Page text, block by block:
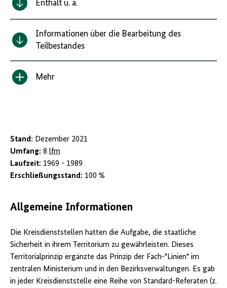
Enthält u. a.
Informationen über die Bearbeitung des
Teilbestandes
Inhalt
Mehr
Stand: Dezember 2021
Umfang: 8 lfm
Laufzeit: 1969 - 1989
Erschließungsstand: 100 %
Allgemeine Informationen
Die Kreisdienststellen hatten die Aufgabe, die staatliche
Sicherheit in ihrem Territorium zu gewährleisten. Dieses
Territorialprinzip ergänzte das Prinzip der Fach-"Linien" im
zentralen Ministerium und in den Bezirksverwaltungen. Es gab
in jeder Kreisdienststelle eine Reihe von Standard-Referaten (z.